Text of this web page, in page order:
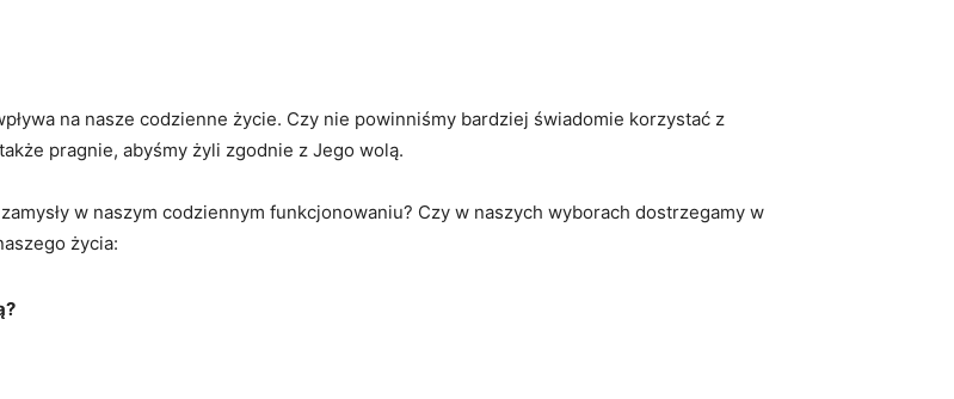
na nasze codzienne życie. Czy nie powinniśmy bardziej świadomie korzystać z
pragnie, abyśmy żyli zgodnie z Jego wolą.
w naszym codziennym funkcjonowaniu? Czy w naszych wyborach dostrzegamy w
życia: